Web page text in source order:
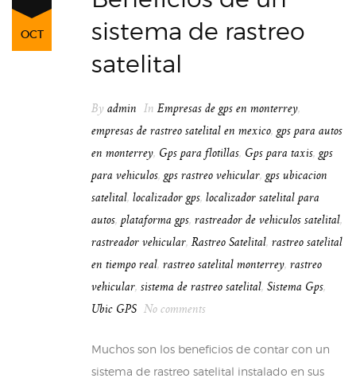
OCT
sistema de rastreo
satelital
By admin In Empresas de gps en monterrey,
empresas de rastreo satelital en mexico, gps para autos
en monterrey, Gps para flotillas, Gps para taxis, gps
para vehiculos, gps rastreo vehicular, gps ubicacion
satelital, localizador gps, localizador satelital para
autos, plataforma gps, rastreador de vehiculos satelital,
rastreador vehicular, Rastreo Satelital, rastreo satelital
en tiempo real, rastreo satelital monterrey, rastreo
vehicular, sistema de rastreo satelital, Sistema Gps,
Ubic GPS No comments
Muchos son los beneficios de contar con un
sistema de rastreo satelital instalado en sus